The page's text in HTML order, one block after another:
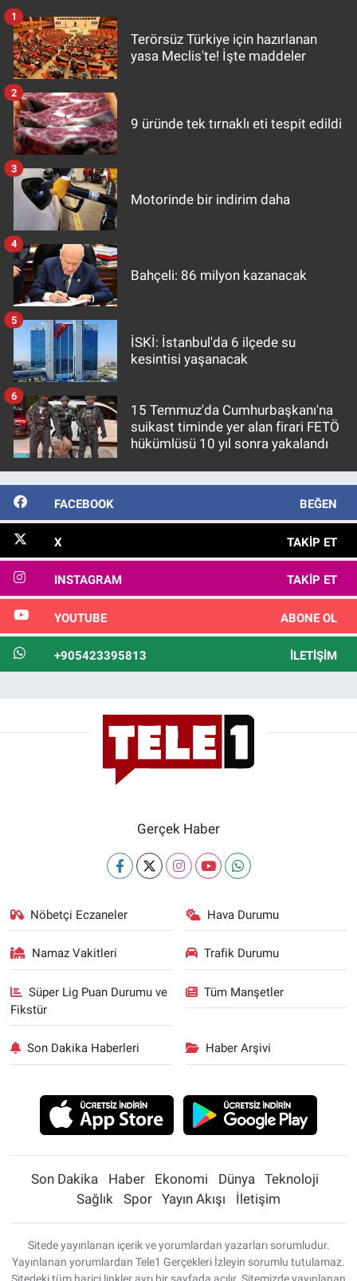
Terörsüz Türkiye için hazırlanan
yasa Meclis'te! İşte maddeler
1
9 üründe tek tırnaklı eti tespit edildi
2
Motorinde bir indirim daha
3
Bahçeli: 86 milyon kazanacak
4
İSKİ: İstanbul'da 6 ilçede su
kesintisi yaşanacak
5
15 Temmuz'da Cumhurbaşkanı'na
suikast timinde yer alan firari FETÖ
hükümlüsü 10 yıl sonra yakalandı
6
FACEBOOK BEĞEN
X TAKIP ET
INSTAGRAM TAKIP ET
YOUTUBE ABONE OL
+905423395813 İLETIŞIM
Gerçek Haber
Nöbetçi Eczaneler Hava Durumu
Namaz Vakitleri Trafik Durumu
Süper Lig Puan Durumu ve
Fikstür
Tüm Manşetler
Son Dakika Haberleri Haber Arşivi
Son Dakika Haber Ekonomi Dünya
Teknoloji
Sağlık
Spor Yayın Akışı İletişim
Sitede yayınlanan içerik ve yorumlardan yazarları sorumludur.
Yayınlanan yorumlardan Tele1 Gerçekleri İzleyin sorumlu tutulamaz.